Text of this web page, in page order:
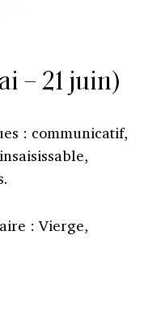
– 21 juin)
: communicatif,
: Vierge,